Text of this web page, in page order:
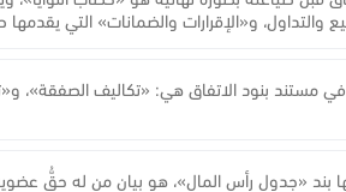
والتداول، و«الإقرارات والضمانات» التي
في مستند بنود الاتفاق هي: «تكاليف الصفقة»،
بند «جدول رأس المال»، هو بيان من له حقُّ